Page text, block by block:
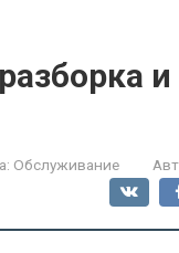
Обслуживание